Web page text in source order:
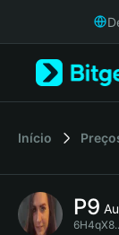
Русский
Italiano
简体中文
繁體中文
Início
P9